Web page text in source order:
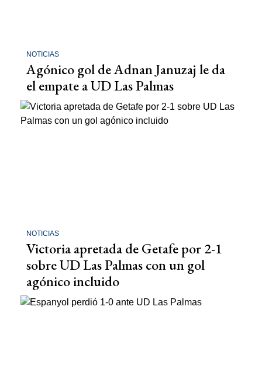
NOTICIAS
Agónico gol de Adnan Januzaj le da
el empate a UD Las Palmas
NOTICIAS
Victoria apretada de Getafe por 2-1
sobre UD Las Palmas con un gol
agónico incluido